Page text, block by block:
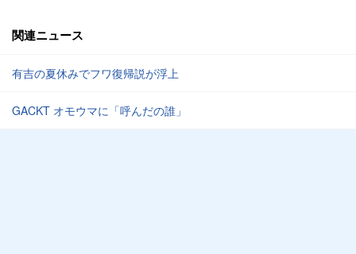
関連ニュース
有吉の夏休みでフワ復帰説が浮上
GACKT オモウマに「呼んだの誰」